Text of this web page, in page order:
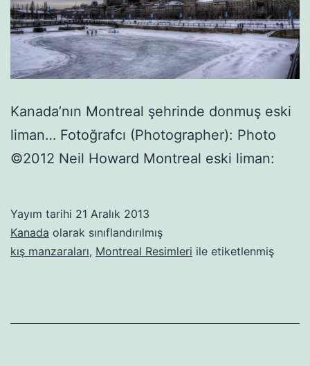
Kanada’nın Montreal şehrinde donmuş eski
liman… Fotoğrafcı (Photographer): Photo
©2012 Neil Howard Montreal eski liman:
Yayım tarihi 21 Aralık 2013
Kanada olarak sınıflandırılmış
kış manzaraları, Montreal Resimleri ile etiketlenmiş